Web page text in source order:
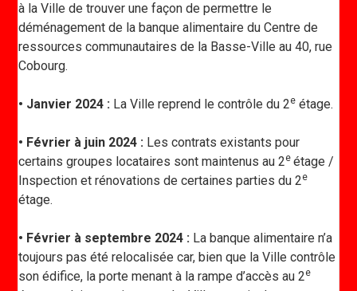
à la Ville de trouver une façon de permettre le
déménagement de la banque alimentaire du Centre de
ressources communautaires de la Basse-Ville au 40, rue
Cobourg.
• Janvier 2024 : La Ville reprend le contrôle du 2e étage.
• Février à juin 2024 : Les contrats existants pour
certains groupes locataires sont maintenus au 2e étage /
Inspection et rénovations de certaines parties du 2e
étage.
• Février à septembre 2024 : La banque alimentaire n’a
toujours pas été relocalisée car, bien que la Ville contrôle
son édifice, la porte menant à la rampe d’accès au 2e